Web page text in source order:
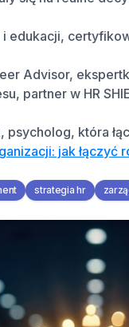
Advisor,
partner w HR
psycholog, która
jak łączyć
strategia hr